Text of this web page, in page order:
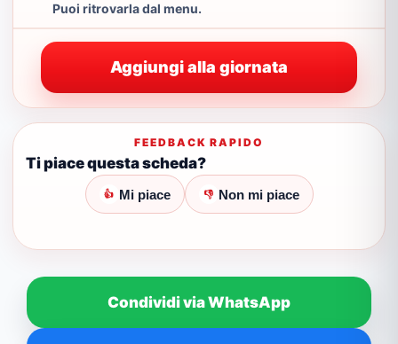
Puoi ritrovarla dal menu.
Aggiungi alla giornata
FEEDBACK RAPIDO
Ti piace questa scheda?
👍 Mi piace 👎 Non mi piace
Condividi via WhatsApp